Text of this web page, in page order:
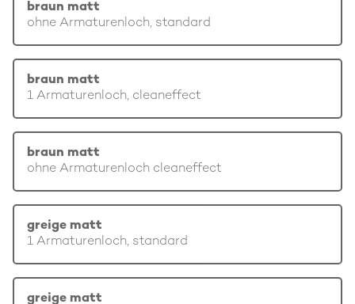
braun matt
ohne Armaturenloch, standard
braun matt
1 Armaturenloch, cleaneffect
braun matt
ohne Armaturenloch cleaneffect
greige matt
1 Armaturenloch, standard
greige matt